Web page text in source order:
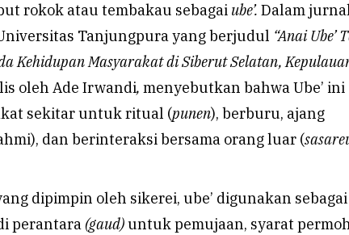
rokok atau tembakau sebagai ube’. Dalam
Tanjungpura yang berjudul “Anai Ube’
Kehidupan Masyarakat di Siberut Selatan,
oleh Ade Irwandi, menyebutkan bahwa Ube’ ini
sekitar untuk ritual (punen), berburu, ajang
dan berinteraksi bersama orang luar (
dipimpin oleh sikerei, ube’ digunakan sebagai
perantara(gaud)untuk pemujaan, syarat